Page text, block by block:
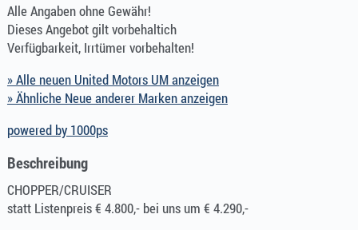
Alle Angaben ohne Gewähr!
Dieses Angebot gilt vorbehaltich
Verfügbarkeit, Irrtümer vorbehalten!
» Alle neuen United Motors UM anzeigen
» Ähnliche Neue anderer Marken anzeigen
powered by 1000ps
Beschreibung
CHOPPER/CRUISER
statt Listenpreis € 4.800,- bei uns um € 4.290,-